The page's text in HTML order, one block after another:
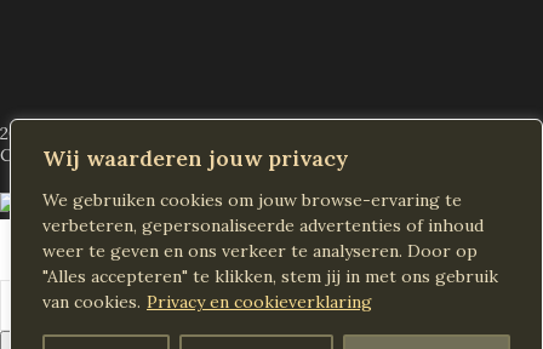
Wij waarderen jouw privacy
We gebruiken cookies om jouw browse-ervaring te
verbeteren, gepersonaliseerde advertenties of inhoud
weer te geven en ons verkeer te analyseren. Door op
"Alles accepteren" te klikken, stem jij in met ons gebruik
van cookies. Privacy en cookieverklaring
2026 Alle rechten voorbehouden
Created by
Winkel
Verlanglijst
Winkelwagen